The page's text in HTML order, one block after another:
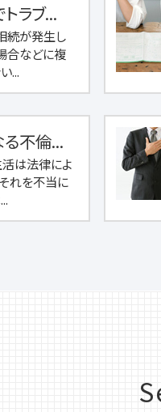
ラブ...
続が発生し
合などに複
...
不倫...
は法律によ
れを不当に